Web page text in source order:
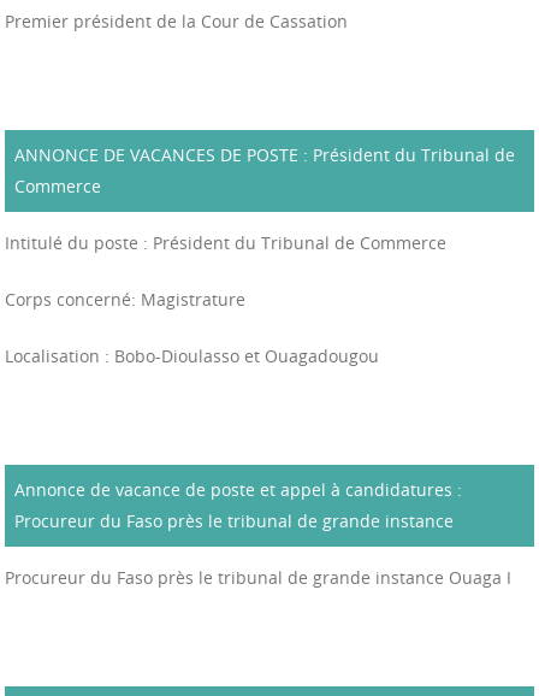
Premier président de la Cour de Cassation
ANNONCE DE VACANCES DE POSTE : Président du Tribunal de
Commerce
Intitulé du poste : Président du Tribunal de Commerce
Corps concerné: Magistrature
Localisation : Bobo-Dioulasso et Ouagadougou
Annonce de vacance de poste et appel à candidatures :
Procureur du Faso près le tribunal de grande instance
Procureur du Faso près le tribunal de grande instance Ouaga I